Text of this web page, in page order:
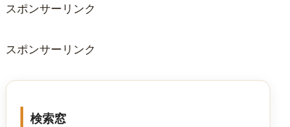
スポンサーリンク
スポンサーリンク
検索窓